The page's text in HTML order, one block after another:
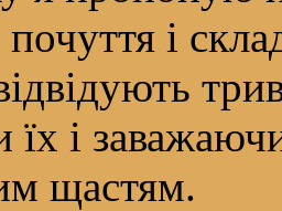
почуття і
їх і
щастям.